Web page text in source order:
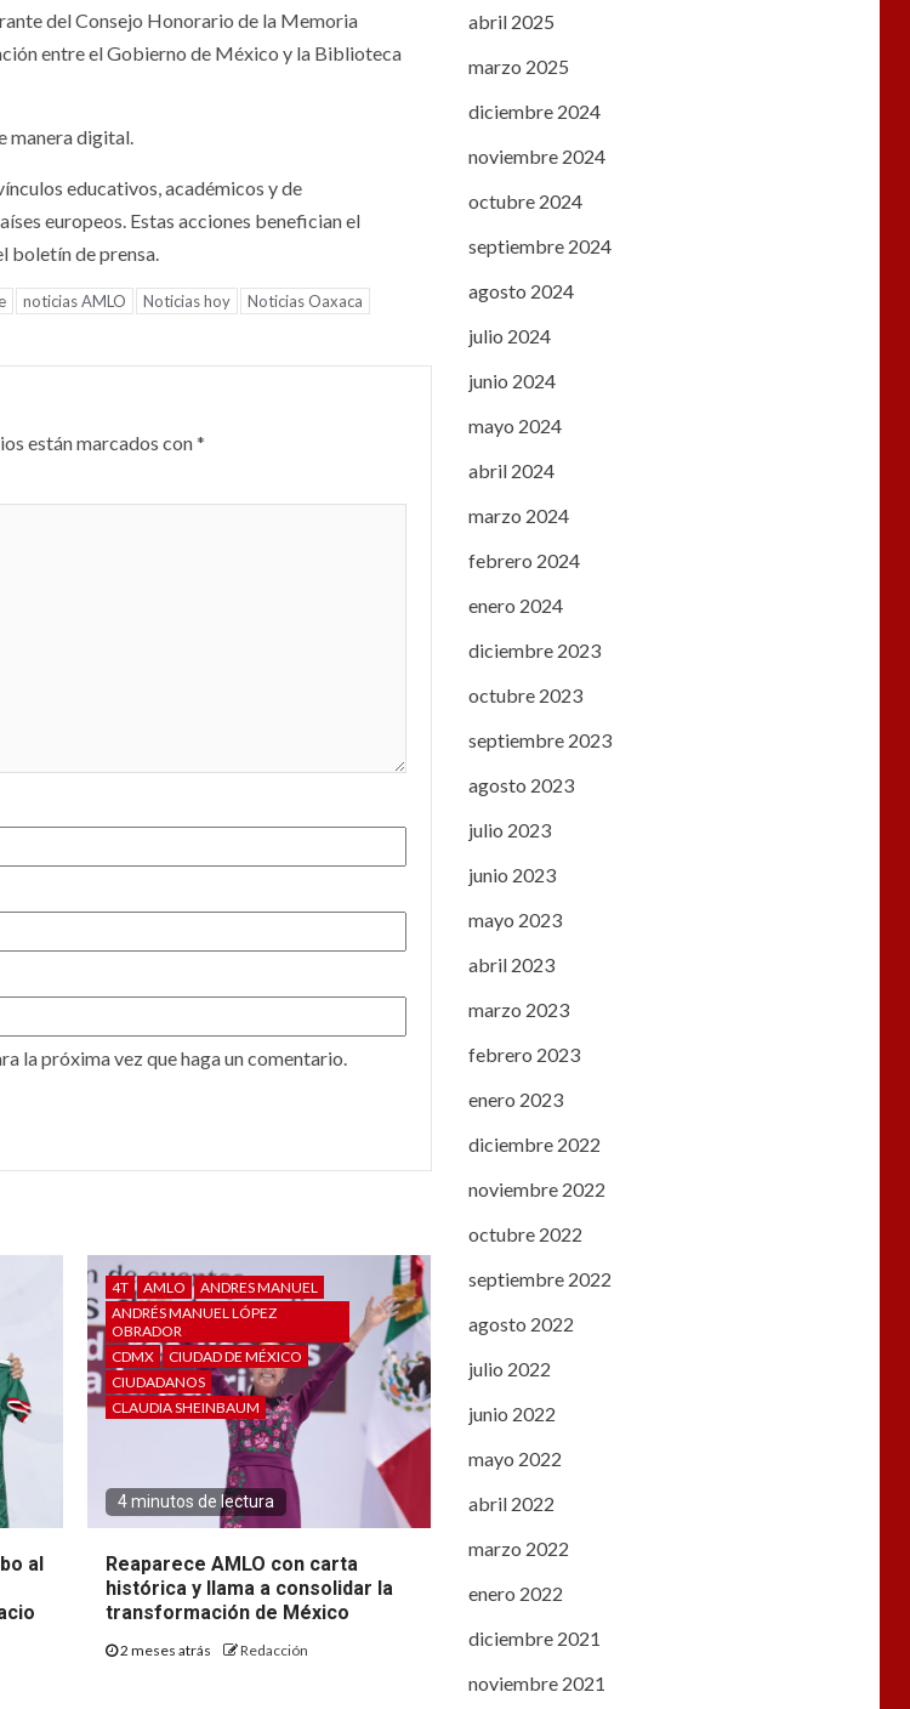
del Consejo Honorario de la Memoria
entre el Gobierno de México y la Biblioteca
manera digital.
educativos, académicos y de
europeos. Estas acciones benefician el
boletín de prensa.
noticias AMLO Noticias hoy
Noticias Oaxaca
están marcados con*
la próxima vez que haga un comentario.
al
4T AMLO
ANDRES MANUEL
ANDRÉS MANUEL LÓPEZ
OBRADOR
CDMX
CIUDAD DE MÉXICO
CIUDADANOS
CLAUDIA SHEINBAUM
4 minutos de lectura
Reaparece AMLO con carta
histórica y llama a consolidar la
transformación de México
2 meses atrás Redacción
abril 2025
marzo 2025
diciembre 2024
noviembre 2024
octubre 2024
septiembre 2024
agosto 2024
julio 2024
junio 2024
mayo 2024
abril 2024
marzo 2024
febrero 2024
enero 2024
diciembre 2023
octubre 2023
septiembre 2023
agosto 2023
julio 2023
junio 2023
mayo 2023
abril 2023
marzo 2023
febrero 2023
enero 2023
diciembre 2022
noviembre 2022
octubre 2022
septiembre 2022
agosto 2022
julio 2022
junio 2022
mayo 2022
abril 2022
marzo 2022
enero 2022
diciembre 2021
noviembre 2021